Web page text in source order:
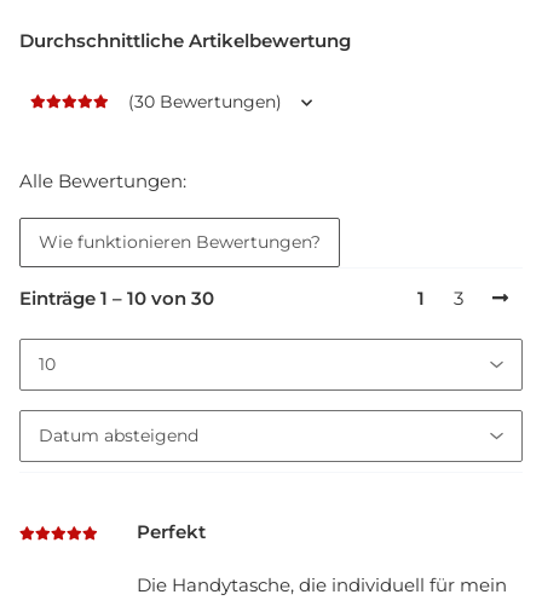
Durchschnittliche Artikelbewertung
(30 Bewertungen)
Alle Bewertungen:
Wie funktionieren Bewertungen?
Einträge 1 – 10 von 30 1 3
Perfekt
Die Handytasche, die individuell für mein